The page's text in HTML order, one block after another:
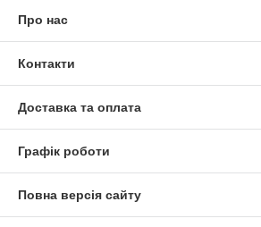
Про нас
Контакти
Доставка та оплата
Графік роботи
Повна версія сайту